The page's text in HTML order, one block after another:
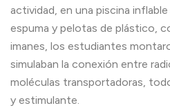
actividad, en una piscina
espuma y pelotas de plástico,
imanes, los estudiantes
simulaban la conexión entre
moléculas transportadoras,
y estimulante.